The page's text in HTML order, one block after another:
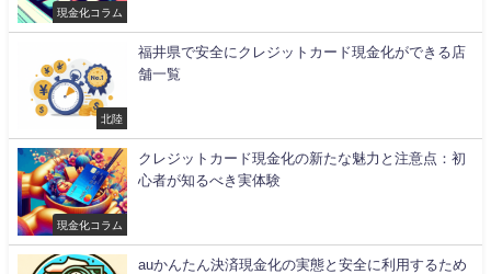
現金化コラム
北陸
福井県で安全にクレジットカード現金化ができる店
舗一覧
現金化コラム
クレジットカード現金化の新たな魅力と注意点：初
心者が知るべき実体験
auかんたん決済現金化の実態と安全に利用するため